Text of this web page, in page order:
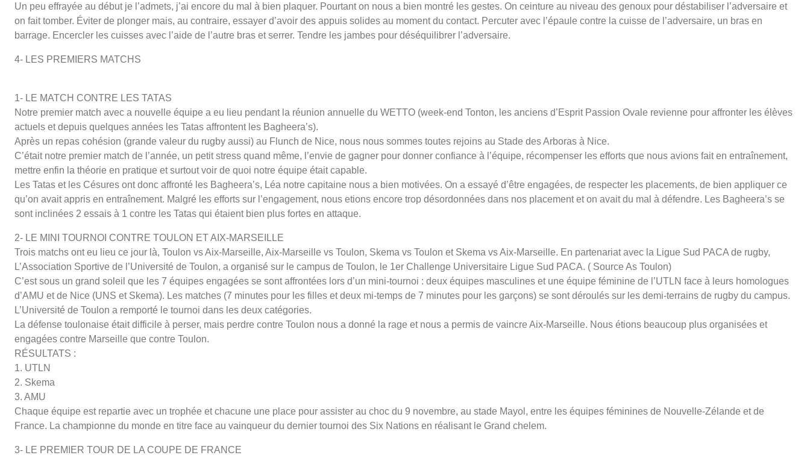
Un peu effrayée au début je l’admets, j’ai encore du mal à bien plaquer. Pourtant on nous a bien montré les gestes. On ceinture au niveau des genoux pour déstabiliser l’adversaire et
on fait tomber. Éviter de plonger mais, au contraire, essayer d’avoir des appuis solides au moment du contact. Percuter avec l’épaule contre la cuisse de l’adversaire, un bras en
barrage. Encercler les cuisses avec l’aide de l’autre bras et serrer. Tendre les jambes pour déséquilibrer l’adversaire.
4- LES PREMIERS MATCHS
1- LE MATCH CONTRE LES TATAS
Notre premier match avec a nouvelle équipe a eu lieu pendant la réunion annuelle du WETTO (week-end Tonton, les anciens d’Esprit Passion Ovale revienne pour affronter les élèves
actuels et depuis quelques années les Tatas affrontent les Bagheera’s).
Après un repas cohésion (grande valeur du rugby aussi) au Flunch de Nice, nous nous sommes toutes rejoins au Stade des Arboras à Nice.
C’était notre premier match de l’année, un petit stress quand même, l’envie de gagner pour donner confiance à l’équipe, récompenser les efforts que nous avions fait en entraînement,
mettre enfin la théorie en pratique et surtout voir de quoi notre équipe était capable.
Les Tatas et les Césures ont donc affronté les Bagheera’s, Léa notre capitaine nous a bien motivées. On a essayé d’être engagées, de respecter les placements, de bien appliquer ce
qu’on avait appris en entraînement. Malgré les efforts sur l’engagement, nous etions encore trop désordonnées dans nos placement et on avait du mal à défendre. Les Bagheera’s se
sont inclinées 2 essais à 1 contre les Tatas qui étaient bien plus fortes en attaque.
2- LE MINI TOURNOI CONTRE TOULON ET AIX-MARSEILLE
Trois matchs ont eu lieu ce jour là, Toulon vs Aix-Marseille, Aix-Marseille vs Toulon, Skema vs Toulon et Skema vs Aix-Marseille. En partenariat avec la Ligue Sud PACA de rugby,
L’Association Sportive de l’Université de Toulon, a organisé sur le campus de Toulon, le 1er Challenge Universitaire Ligue Sud PACA. ( Source As Toulon)
C’est sous un grand soleil que les 7 équipes engagées se sont affrontées lors d’un mini-tournoi : deux équipes masculines et une équipe féminine de l’UTLN face à leurs homologues
d’AMU et de Nice (UNS et Skema). Les matches (7 minutes pour les filles et deux mi-temps de 7 minutes pour les garçons) se sont déroulés sur les demi-terrains de rugby du campus.
L’Université de Toulon a remporté le tournoi dans les deux catégories.
La défense toulonaise était difficile à perser, mais perdre contre Toulon nous a donné la rage et nous a permis de vaincre Aix-Marseille. Nous étions beaucoup plus organisées et
engagées contre Marseille que contre Toulon.
RÉSULTATS :
1. UTLN
2. Skema
3. AMU
Chaque équipe est repartie avec un trophée et chacune une place pour assister au choc du 9 novembre, au stade Mayol, entre les équipes féminines de Nouvelle-Zélande et de
France. La championne du monde en titre face au vainqueur du dernier tournoi des Six Nations en réalisant le Grand chelem.
3- LE PREMIER TOUR DE LA COUPE DE FRANCE